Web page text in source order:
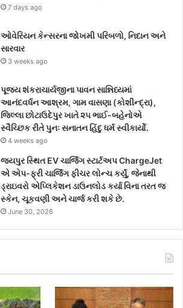
7 days ago
ઓવેરિયન કેન્સરના જોખમી પરિબળો, નિદાન અને
સારવાર
3 weeks ago
પૂજ્ય શંકરાચાર્યજીના પાવન સાન્નિધ્યમાં
આનંદવર્ધન આશ્રમ, ગામ વાસણા (કોશીન્દ્રા),
જિલ્લા છોટાઉદેપુર ખાતે ૨૫ ભાઈ-બહેનોએ
સ્વૈચ્છિક રીતે પુનઃ સનાતન હિંદુ ધર્મ સ્વીકાર્યો.
4 weeks ago
જયપુર સ્થિત EV ચાર્જિંગ સ્ટાર્ટઅપ ChargeJet
એ એપ-ફ્રી ચાર્જિંગ ફીચર લોન્ચ કર્યું, જેનાથી
ડ્રાઇવરો એપ્લિકેશન ડાઉનલોડ કર્યા વિના તરત જ
સ્કેન, ચૂકવણી અને ચાર્જ કરી શકે છે.
June 30, 2026